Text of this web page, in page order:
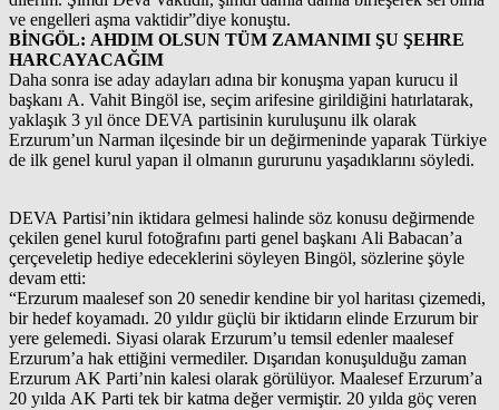
ve engelleri aşma vaktidir”diye konuştu.
BİNGÖL: AHDIM OLSUN TÜM ZAMANIMI ŞU ŞEHRE
HARCAYACAĞIM
Daha sonra ise aday adayları adına bir konuşma yapan kurucu il
başkanı A. Vahit Bingöl ise, seçim arifesine girildiğini hatırlatarak,
yaklaşık 3 yıl önce DEVA partisinin kuruluşunu ilk olarak
Erzurum’un Narman ilçesinde bir un değirmeninde yaparak Türkiye
de ilk genel kurul yapan il olmanın gururunu yaşadıklarını söyledi.
DEVA Partisi’nin iktidara gelmesi halinde söz konusu değirmende
çekilen genel kurul fotoğrafını parti genel başkanı Ali Babacan’a
çerçeveletip hediye edeceklerini söyleyen Bingöl, sözlerine şöyle
devam etti:
“Erzurum maalesef son 20 senedir kendine bir yol haritası çizemedi,
bir hedef koyamadı. 20 yıldır güçlü bir iktidarın elinde Erzurum bir
yere gelemedi. Siyasi olarak Erzurum’u temsil edenler maalesef
Erzurum’a hak ettiğini vermediler. Dışarıdan konuşulduğu zaman
Erzurum AK Parti’nin kalesi olarak görülüyor. Maalesef Erzurum’a
20 yılda AK Parti tek bir katma değer vermiştir. 20 yılda göç veren